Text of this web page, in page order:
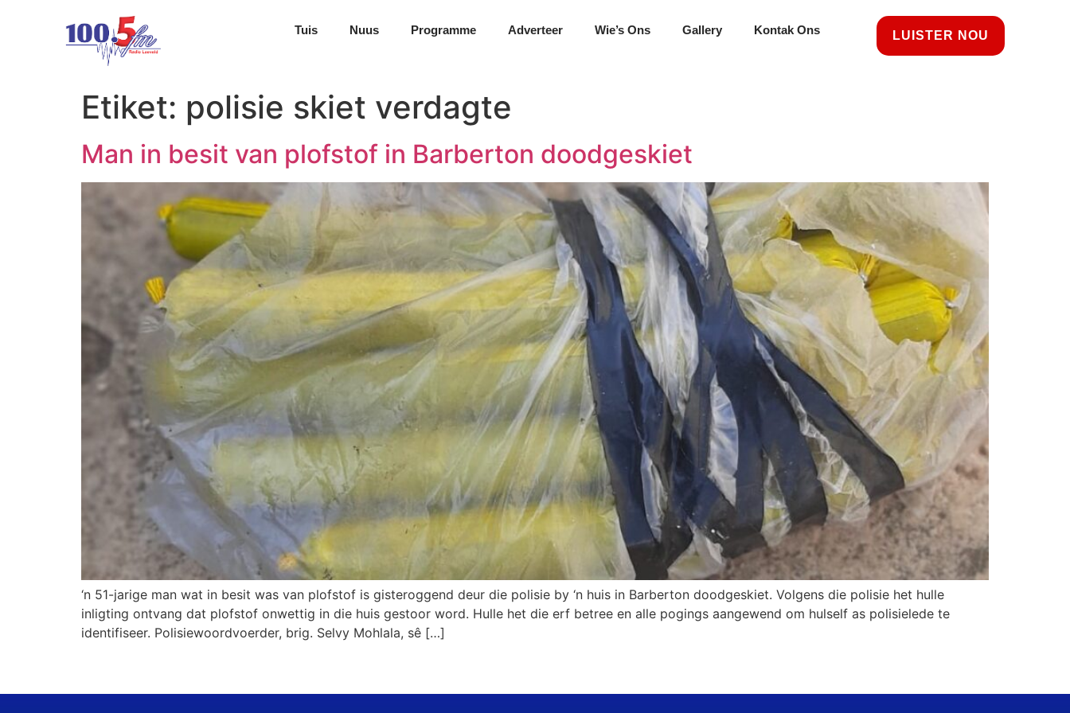
Tuis Nuus Programme Adverteer Wie’s Ons Gallery Kontak Ons LUISTER NOU
Etiket: polisie skiet verdagte
Man in besit van plofstof in Barberton doodgeskiet
‘n 51-jarige man wat in besit was van plofstof is gisteroggend deur die polisie by ‘n huis in Barberton doodgeskiet. Volgens die polisie het hulle
inligting ontvang dat plofstof onwettig in die huis gestoor word. Hulle het die erf betree en alle pogings aangewend om hulself as polisielede te
identifiseer. Polisiewoordvoerder, brig. Selvy Mohlala, sê […]